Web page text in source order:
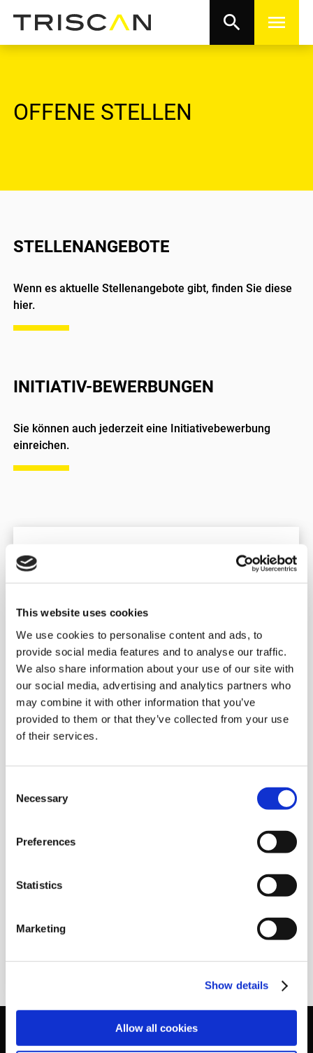
This website uses cookies
We use cookies to personalise content and ads, to
provide social media features and to analyse our traffic.
We also share information about your use of our site with
our social media, advertising and analytics partners who
may combine it with other information that you’ve
provided to them or that they’ve collected from your use
of their services.
Selection
Necessary
Preferences
Statistics
Marketing
Show details
Allow all cookies
search menu
OFFENE STELLEN
STELLENANGEBOTE
Wenn es aktuelle Stellenangebote gibt, finden Sie diese
hier.
INITIATIV-BEWERBUNGEN
Sie können auch jederzeit eine Initiativebewerbung
einreichen.
INITIATIVBEWERBUNGEN
an den zuständigen Direktor oder
suchen.